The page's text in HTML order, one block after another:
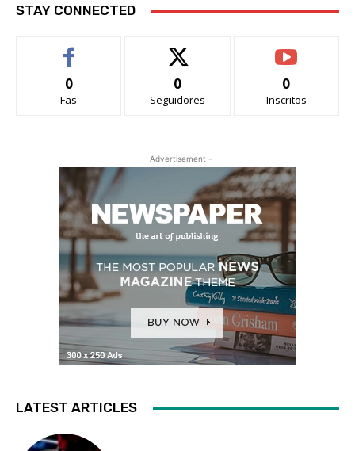
STAY CONNECTED
0
Fãs
0
Seguidores
0
Inscritos
- Advertisement -
LATEST ARTICLES